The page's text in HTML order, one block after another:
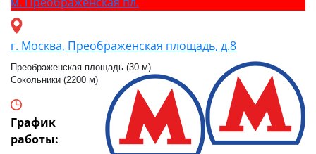
г. Москва, Преображенская площадь, д.8
Преображенская площадь (30 м)
Сокольники (2200 м)
График
работы: